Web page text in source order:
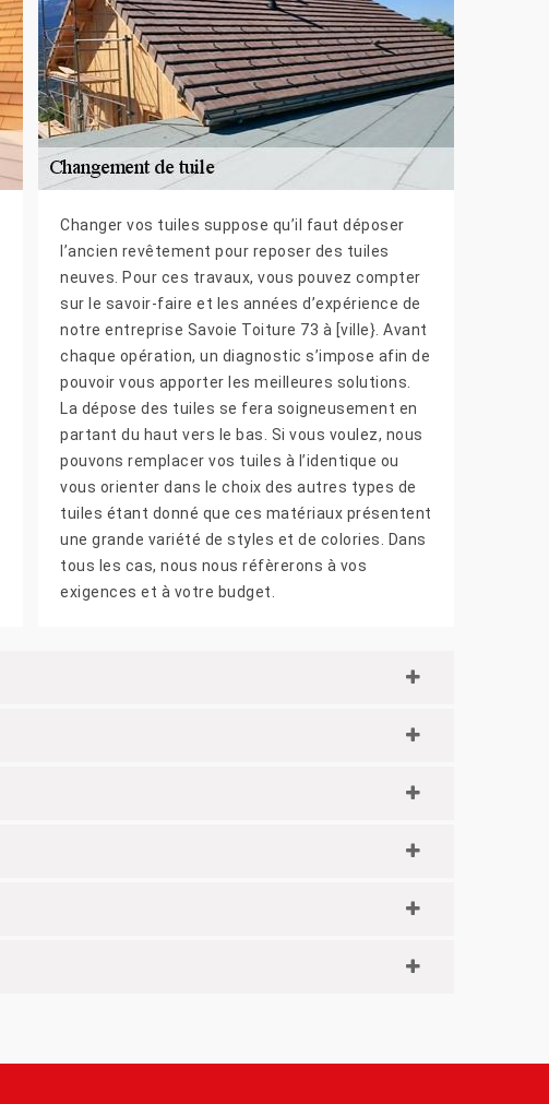
Changer vos tuiles suppose qu’il faut déposer
l’ancien revêtement pour reposer des tuiles
neuves. Pour ces travaux, vous pouvez compter
sur le savoir-faire et les années d’expérience de
notre entreprise Savoie Toiture 73 à [ville}. Avant
chaque opération, un diagnostic s’impose afin de
pouvoir vous apporter les meilleures solutions.
La dépose des tuiles se fera soigneusement en
partant du haut vers le bas. Si vous voulez, nous
pouvons remplacer vos tuiles à l’identique ou
vous orienter dans le choix des autres types de
tuiles étant donné que ces matériaux présentent
une grande variété de styles et de colories. Dans
tous les cas, nous nous réfèrerons à vos
exigences et à votre budget.